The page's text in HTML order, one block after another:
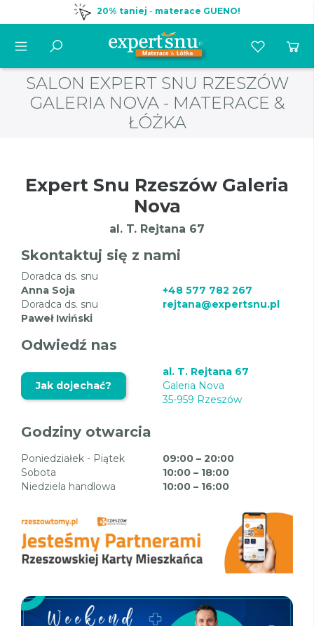
20% taniej - materace GUENO!
SALON EXPERT SNU RZESZÓW
GALERIA NOVA - MATERACE &
ŁÓŻKA
Expert Snu Rzeszów Galeria
Nova
al. T. Rejtana 67
Skontaktuj się z nami
Doradca ds. snu
Anna Soja
Doradca ds. snu
Paweł Iwiński
+48 577 782 267
rejtana@expertsnu.pl
Odwiedź nas
Jak dojechać?
al. T. Rejtana 67
Galeria Nova
35-959 Rzeszów
Godziny otwarcia
Poniedziałek - Piątek
Sobota
Niedziela handlowa
09:00 – 20:00
10:00 – 18:00
10:00 – 16:00